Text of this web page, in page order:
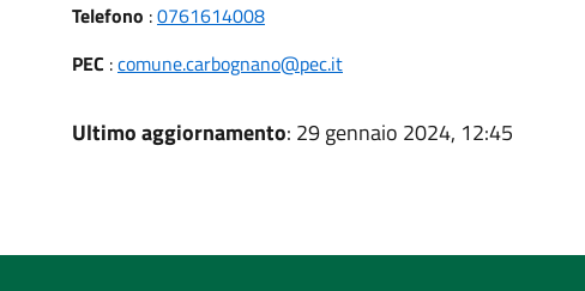
Telefono :0761614008
PEC :comune.carbognano@pec.it
Ultimo aggiornamento: 29 gennaio 2024, 12:45